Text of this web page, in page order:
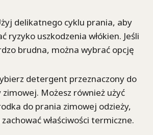
delikatnego cyklu prania, aby
ryzyko uszkodzenia włókien. Jeśli
brudna, można wybrać opcję
detergent przeznaczony do
Możesz również użyć
do prania zimowej odzieży,
właściwości termiczne.